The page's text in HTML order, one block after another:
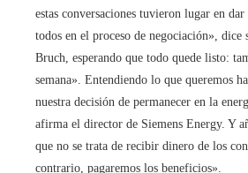
estas conversaciones tuvieron lugar en
todos en el proceso de negociación», dice
Bruch, esperando que todo quede listo:
semana». Entendiendo lo que queremos
nuestra decisión de permanecer en la
afirma el director de Siemens Energy. Y
que no se trata de recibir dinero de los
contrario, pagaremos los beneficios».